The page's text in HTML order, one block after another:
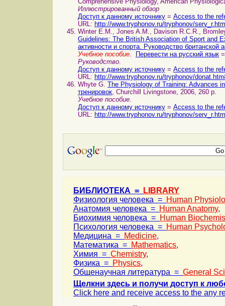
Иллюстрированный обзор
Доступ к данному источнику = Access to the
URL: http://www.tryphonov.ru/tryphonov/
Winter E.M., Jones A.M., Davison R.C.R.,
Guidelines: The British Association of Sport and
активности и спорта. Руководство британской
Учебное пособие. Перевести на русский язык =
Руководство.
Доступ к данному источнику = Access to the
URL: http://www.tryphonov.ru/tryphonov/
Whyte G. The Physiology of Training: Advances
тренировок, Churchill Livingstone, 2006, 260 p.
Учебное пособие.
Доступ к данному источнику = Access to the
URL: http://www.tryphonov.ru/tryphonov/
БИБЛИОТЕКА =
LIBRARY
Физиология человека = Human
Анатомия человека = Human Anatomy,
Биохимия человека = Human
Психология человека = Human
Медицина = Medicine,
Математика = Mathematics,
Химия = Chemistry,
Физика = Physics,
Общенаучная литература = General
Щелкни здесь и получи доступ к
Click here and receive access to the any